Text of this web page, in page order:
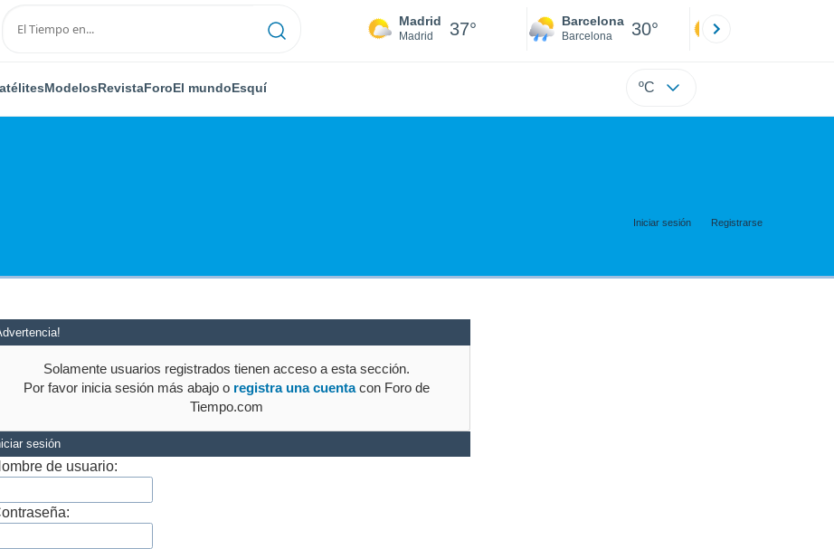
Madrid
Madrid 37° Barcelona
Barcelona 30°
ModelosRevistaForoEl mundoEsquí ºC
Iniciar sesión Registrarse
Solamente usuarios registrados tienen acceso a esta sección.
Por favor inicia sesión más abajo o registra una cuentacon Foro de
Tiempo.com
sesión
de usuario: